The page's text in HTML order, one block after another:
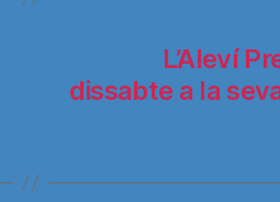
L’Aleví
dissabte a la